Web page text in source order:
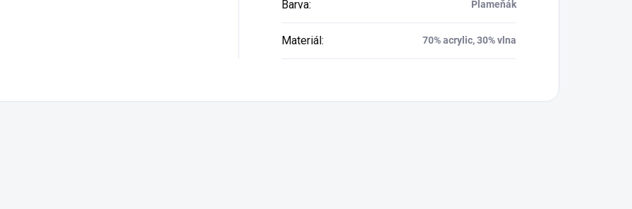
Barva: Plameňák
Materiál : 70% acrylic, 30% vlna